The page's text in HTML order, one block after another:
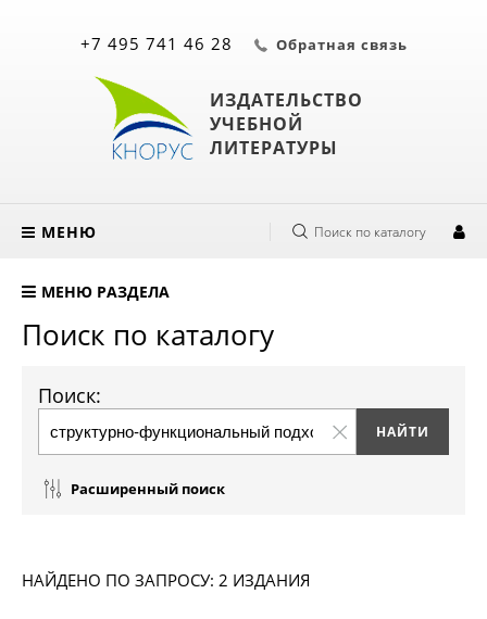
ИЗДАТЕЛЬСТВО
УЧЕБНОЙ
ЛИТЕРАТУРЫ
+7 495 741 46 28 Обратная связь
МЕНЮ Поиск по каталогу
МЕНЮ РАЗДЕЛА
Поиск по каталогу
Поиск:
Расширенный поиск
НАЙДЕНО ПО ЗАПРОСУ: 2 ИЗДАНИЯ